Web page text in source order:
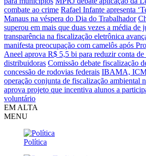
combate ao crime Rafael Infante apresenta
Manaus na véspera do Dia do Trabalhador
superou em mais que duas vezes a média de
transparência na fiscalização eletrônica
manifesta preocupação com camelôs após
Aneel aprova R$ 5,5 bi para reduzir conta de
distribuidoras Comissão debate fiscalização
concessão de rodovias federais IBAMA,
operação conjunta de fiscalização ambiental
aprova projeto que incentiva alunos a
voluntário
EM ALTA
MENU
Política